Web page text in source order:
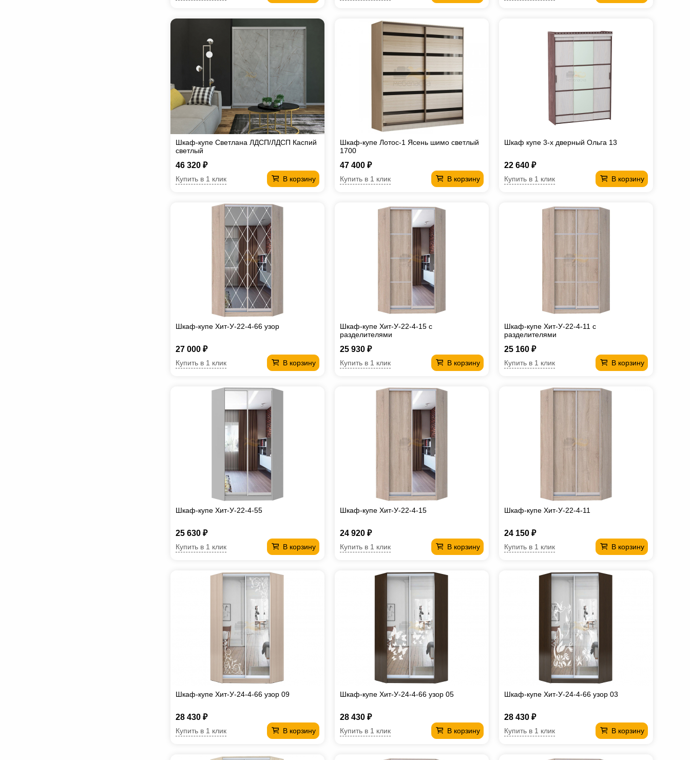
Шкаф-купе Светлана ЛДСП/ЛДСП Каспий
светлый
46 320 ₽
В корзину
Купить в 1 клик
Шкаф-купе Лотос-1 Ясень шимо светлый
1700
47 400 ₽
В корзину
Купить в 1 клик
Шкаф купе 3-х дверный Ольга 13
22 640 ₽
В корзину
Купить в 1 клик
Шкаф-купе Хит-У-22-4-66 узор
27 000 ₽
В корзину
Купить в 1 клик
Шкаф-купе Хит-У-22-4-15 с
разделителями
25 930 ₽
В корзину
Купить в 1 клик
Шкаф-купе Хит-У-22-4-11 с
разделителями
25 160 ₽
В корзину
Купить в 1 клик
Шкаф-купе Хит-У-22-4-55
25 630 ₽
В корзину
Купить в 1 клик
Шкаф-купе Хит-У-22-4-15
24 920 ₽
В корзину
Купить в 1 клик
Шкаф-купе Хит-У-22-4-11
24 150 ₽
В корзину
Купить в 1 клик
Шкаф-купе Хит-У-24-4-66 узор 09
28 430 ₽
В корзину
Купить в 1 клик
Шкаф-купе Хит-У-24-4-66 узор 05
28 430 ₽
В корзину
Купить в 1 клик
Шкаф-купе Хит-У-24-4-66 узор 03
28 430 ₽
В корзину
Купить в 1 клик